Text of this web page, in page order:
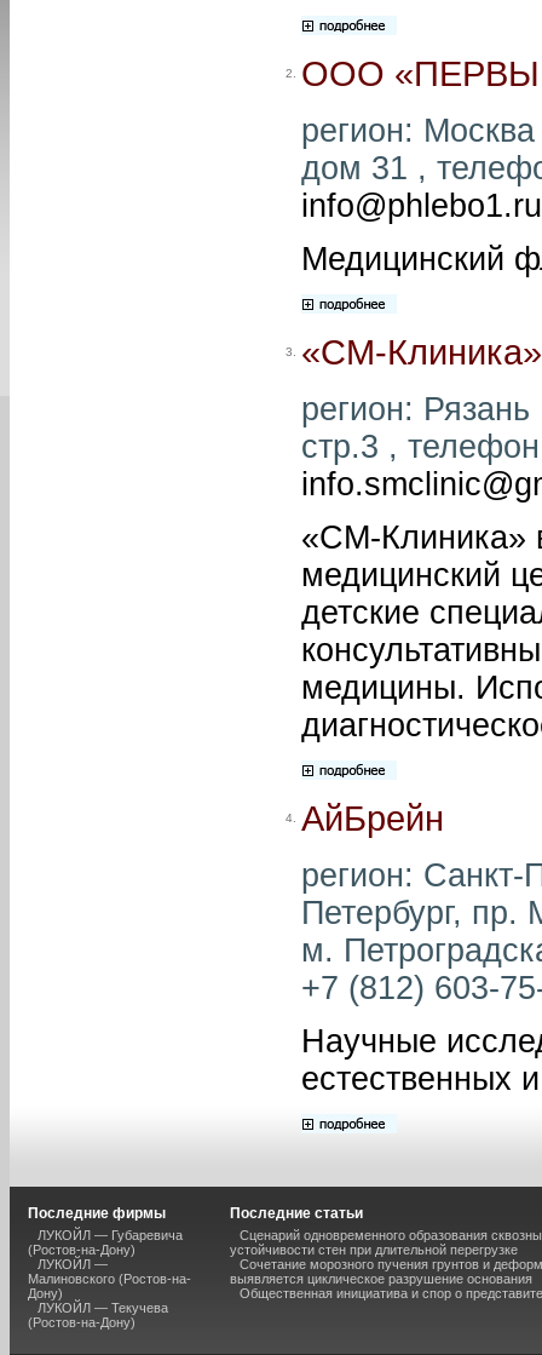
2. ООО
регион:
дом 31 ,
info@phlebo1.ru
Медицинский
3. «СМ-Клиника»
регион:
стр.3 ,
«СМ-Клиника»
медицинский
детские
медицины.
4. АйБрейн
регион: Санкт-
Петербург,
м.
+7 (812) 603-
Научные
естественных
Последние фирмы
ЛУКОЙЛ — Губаревича
(Ростов-на-Дону)
ЛУКОЙЛ —
Малиновского (Ростов-на-
Дону)
ЛУКОЙЛ — Текучева
(Ростов-на-Дону)
Последние статьи
Сценарий одновременного образования
устойчивости стен при длительной перегрузке
Сочетание морозного пучения грунтов и
выявляется циклическое разрушение основания
Общественная инициатива и спор о